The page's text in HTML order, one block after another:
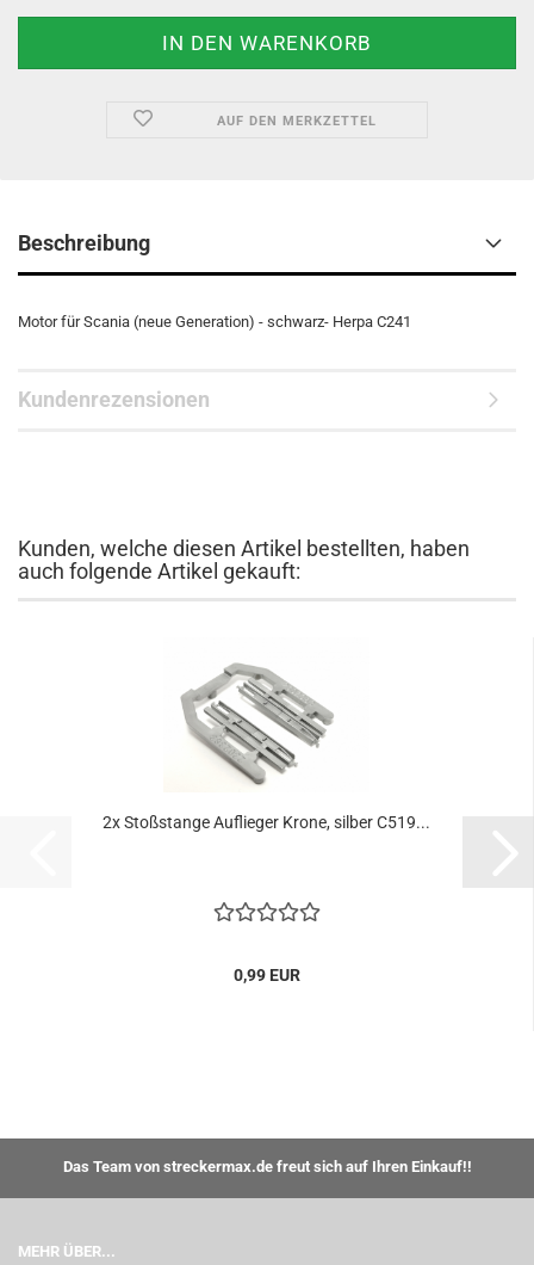
AUF DEN MERKZETTEL
Beschreibung
Motor für Scania (neue Generation) - schwarz- Herpa C241
Kundenrezensionen
Kunden, welche diesen Artikel bestellten, haben
auch folgende Artikel gekauft:
2x Stoßstange Auflieger Krone, silber C519...
0,99 EUR
Das Team von streckermax.de freut sich auf Ihren Einkauf!!
MEHR ÜBER...